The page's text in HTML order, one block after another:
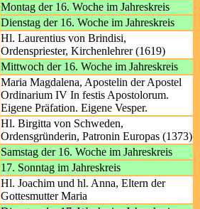
Montag der 16. Woche im Jahreskreis
Dienstag der 16. Woche im Jahreskreis
Hl. Laurentius von Brindisi,
Ordenspriester, Kirchenlehrer (1619)
Mittwoch der 16. Woche im Jahreskreis
Maria Magdalena, Apostelin der Apostel
Ordinarium IV In festis Apostolorum.
Eigene Präfation. Eigene Vesper.
Hl. Birgitta von Schweden,
Ordensgründerin, Patronin Europas (1373)
Samstag der 16. Woche im Jahreskreis
17. Sonntag im Jahreskreis
Hl. Joachim und hl. Anna, Eltern der
Gottesmutter Maria